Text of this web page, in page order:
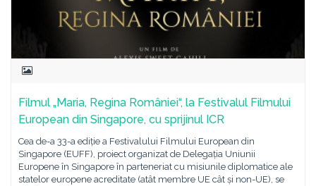
Filmul „Maria, Regina României“, la Festivalul Filmului
European din Singapore, cu sprijinul ICR
Cea de-a 33-a ediție a Festivalului Filmului European din
Singapore (EUFF), proiect organizat de Delegația Uniunii
Europene în Singapore în parteneriat cu misiunile diplomatice ale
statelor europene acreditate (atât membre UE cât și non-UE), se